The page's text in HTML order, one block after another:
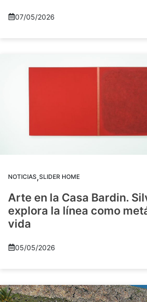
07/05/2026
NOTICIAS,SLIDER HOME
Arte en la Casa Bardin.
explora la línea como
vida
05/05/2026